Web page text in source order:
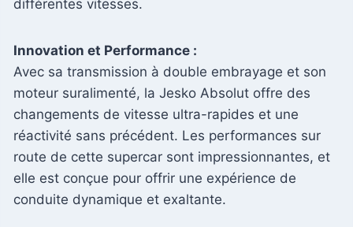
différentes vitesses.
Innovation et Performance :
Avec sa transmission à double embrayage et son
moteur suralimenté, la Jesko Absolut offre des
changements de vitesse ultra-rapides et une
réactivité sans précédent. Les performances sur
route de cette supercar sont impressionnantes, et
elle est conçue pour offrir une expérience de
conduite dynamique et exaltante.